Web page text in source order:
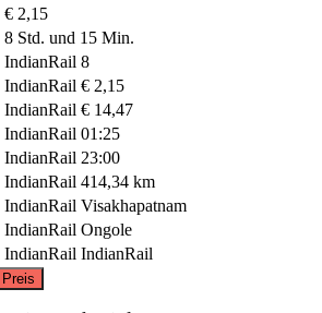
€ 2,15
8 Std. und 15 Min.
IndianRail 8
IndianRail € 2,15
IndianRail € 14,47
IndianRail 01:25
IndianRail 23:00
IndianRail 414,34 km
IndianRail Visakhapatnam
IndianRail Ongole
IndianRail IndianRail
©CARTO, ©OpenStreetMap